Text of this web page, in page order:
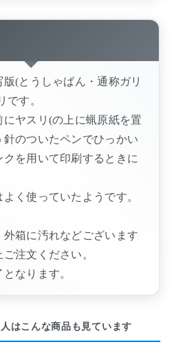
(とうしゃばん・通称ガリ
です。
にヤスリ(の上に蝋原紙を置
のついたペンでひっかい
を用いて印刷するときに
く使っていたようです。
箱に汚れなどございます
注文ください。
なります。
はこんな商品も見ています